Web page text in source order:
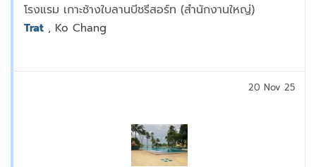
โรงแรม เกาะช้างใบลานบีชรีสอร์ท (สำนักงานใหญ่)
Trat , Ko Chang
20 Nov 25